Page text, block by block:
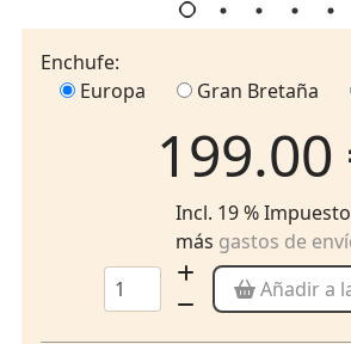
Enchufe:
Europa
Gran Bretaña
199.00
Incl. 19 %
más gastos de
Añadir a